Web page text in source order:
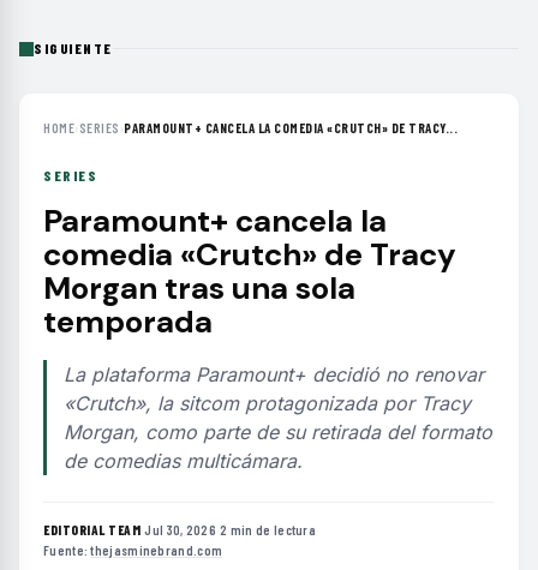
SIGUIENTE
HOME› SERIES ›PARAMOUNT+ CANCELA LA COMEDIA «CRUTCH» DE TRACY...
SERIES
Paramount+ cancela la
comedia «Crutch» de Tracy
Morgan tras una sola
temporada
La plataforma Paramount+ decidió no renovar
«Crutch», la sitcom protagonizada por Tracy
Morgan, como parte de su retirada del formato
de comedias multicámara.
EDITORIAL TEAM·Jul 30, 2026·2 min de lectura·
Fuente:thejasminebrand.com